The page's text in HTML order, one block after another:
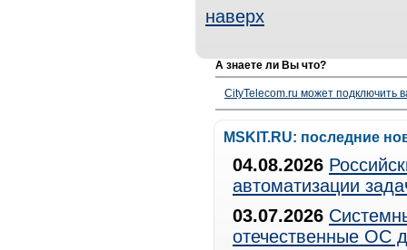
наверх
А знаете ли Вы что?
CityTelecom.ru может подключить
MSKIT.RU: последние
04.08.2026
автоматизации
03.07.2026
отечественные ОС